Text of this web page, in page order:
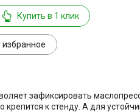
Купить в 1 клик
избранное
зафиксировать
к стенду. А для